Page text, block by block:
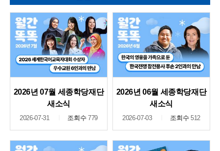
2026년 07월 세종학당재단
새소식
2026-07-31 조회수779
2026년 06월 세종학당재단
새소식
2026-07-03 조회수512